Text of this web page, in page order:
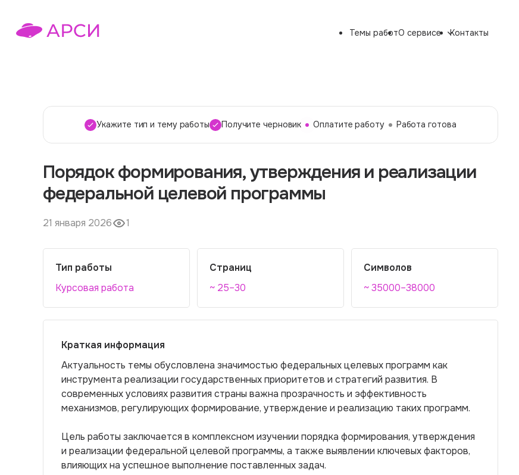
Темы работО сервисе Контакты
Укажите тип и тему работы Получите черновик Оплатите работу Работа готова
Порядок формирования, утверждения и реализации
федеральной целевой программы
21 января 2026 1
Тип работы
Курсовая работа
Страниц
~ 25–30
Символов
~ 35000–38000
Краткая информация
Актуальность темы обусловлена значимостью федеральных целевых программ как
инструмента реализации государственных приоритетов и стратегий развития. В
современных условиях развития страны важна прозрачность и эффективность
механизмов, регулирующих формирование, утверждение и реализацию таких программ.
Цель работы заключается в комплексном изучении порядка формирования, утверждения
и реализации федеральной целевой программы, а также выявлении ключевых факторов,
влияющих на успешное выполнение поставленных задач.